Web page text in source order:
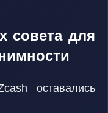
совета для
оставались